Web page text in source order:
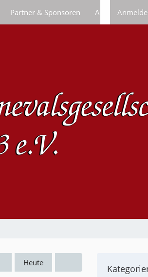
Partner & Sponsoren Anfragen/
Heute